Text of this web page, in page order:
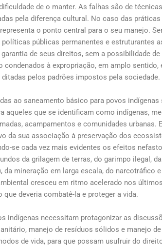
de o manter. As falhas são de
pela diferença cultural. No caso das
o ponto central para o seu manejo.
políticas públicas permanentes e estruturantes
de seus direitos, sem a possibilidade
condenados à expropriação, em amplo
pelos padrões impostos pela sociedade.
ao saneamento básico para povos
aqueles que se identificam como indígenas,
acampamentos e comunidades urbanas.
da sua associação à preservação dos
se cada vez mais evidentes os efeitos
da grilagem de terras, do garimpo ilegal,
da mineração em larga escala, do narcotráfico
cresceu em ritmo acelerado nos
que deveria combatê-la e proteger a vida.
indígenas necessitam protagonizar as
manejo de resíduos sólidos e manejo
de vida, para que possam usufruir do